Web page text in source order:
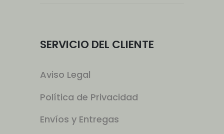
SERVICIO DEL CLIENTE
Aviso Legal
Política de Privacidad
Envíos y Entregas